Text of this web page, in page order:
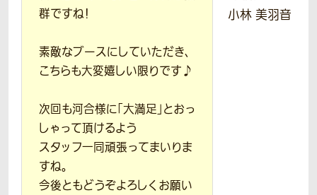
群ですね！
素敵なブースにしていただき、
こちらも大変嬉しい限りです♪
次回も河合様に「大満足」とおっ
しゃって頂けるよう
スタッフ一同頑張ってまいりま
すね。
今後ともどうぞよろしくお願い
小林 美羽音